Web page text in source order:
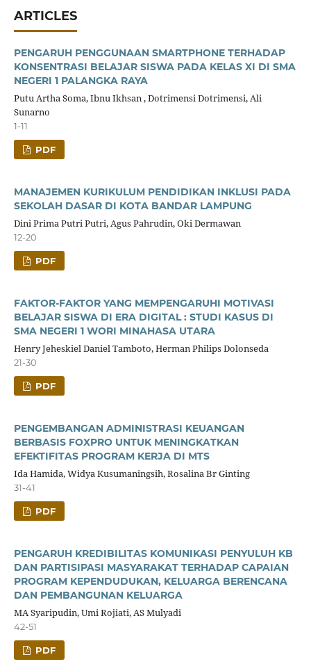
ARTICLES
PENGARUH PENGGUNAAN SMARTPHONE TERHADAP
KONSENTRASI BELAJAR SISWA PADA KELAS XI DI SMA
NEGERI 1 PALANGKA RAYA
Putu Artha Soma, Ibnu Ikhsan , Dotrimensi Dotrimensi, Ali
Sunarno
1-11
PDF
MANAJEMEN KURIKULUM PENDIDIKAN INKLUSI PADA
SEKOLAH DASAR DI KOTA BANDAR LAMPUNG
Dini Prima Putri Putri, Agus Pahrudin, Oki Dermawan
12-20
PDF
FAKTOR-FAKTOR YANG MEMPENGARUHI MOTIVASI
BELAJAR SISWA DI ERA DIGITAL : STUDI KASUS DI
SMA NEGERI 1 WORI MINAHASA UTARA
Henry Jeheskiel Daniel Tamboto, Herman Philips Dolonseda
21-30
PDF
PENGEMBANGAN ADMINISTRASI KEUANGAN
BERBASIS FOXPRO UNTUK MENINGKATKAN
EFEKTIFITAS PROGRAM KERJA DI MTS
Ida Hamida, Widya Kusumaningsih, Rosalina Br Ginting
31-41
PDF
PENGARUH KREDIBILITAS KOMUNIKASI PENYULUH KB
DAN PARTISIPASI MASYARAKAT TERHADAP CAPAIAN
PROGRAM KEPENDUDUKAN, KELUARGA BERENCANA
DAN PEMBANGUNAN KELUARGA
MA Syaripudin, Umi Rojiati, AS Mulyadi
42-51
PDF